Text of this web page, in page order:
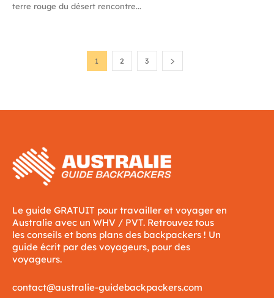
terre rouge du désert rencontre...
1 2 3
Le guide GRATUIT pour travailler et voyager en
Australie avec un WHV / PVT. Retrouvez tous
les conseils et bons plans des backpackers ! Un
guide écrit par des voyageurs, pour des
voyageurs.
contact@australie-guidebackpackers.com